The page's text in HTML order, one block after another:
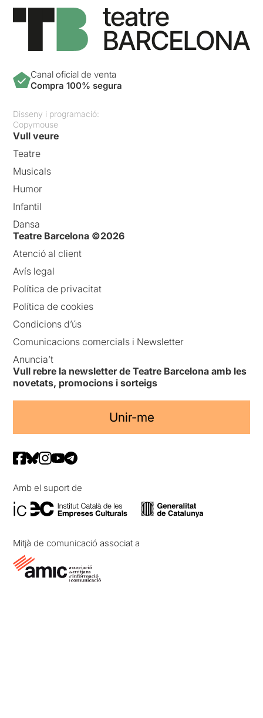
Canal oficial de venta
Compra 100% segura
Disseny i programació:
Copymouse
Vull veure
Teatre
Musicals
Humor
Infantil
Dansa
Teatre Barcelona ©2026
Atenció al client
Avís legal
Política de privacitat
Política de cookies
Condicions d’ús
Comunicacions comercials i Newsletter
Anuncia’t
Vull rebre la newsletter de Teatre Barcelona amb les
novetats, promocions i sorteigs
Unir-me
Amb el suport de
Mitjà de comunicació associat a